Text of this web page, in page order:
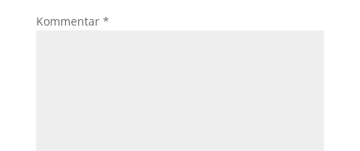
Kommentar *